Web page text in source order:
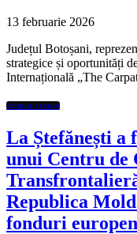
13 februarie 2026
Județul Botoșani,
strategice și oportunități
Internațională „The
Administratie
La Ștefănești a
unui Centru de
Republica
fonduri